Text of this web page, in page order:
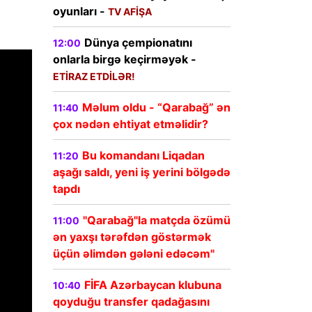
oyunları - TV AFİŞA
12:00 Dünya çempionatını
onlarla birgə keçirməyək -
ETİRAZ ETDİLƏR!
11:40 Məlum oldu - “Qarabağ” ən
çox nədən ehtiyat etməlidir?
11:20 Bu komandanı Liqadan
aşağı saldı, yeni iş yerini bölgədə
tapdı
11:00 "Qarabağ"la matçda özümü
ən yaxşı tərəfdən göstərmək
üçün əlimdən gələni edəcəm"
10:40 FİFA Azərbaycan klubuna
qoyduğu transfer qadağasını